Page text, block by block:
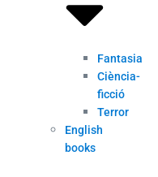
Fantasia
Ciència-
ficció
Terror
English
books